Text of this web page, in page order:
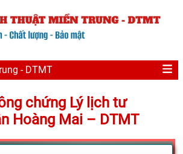
- DTMT
chứng Lý lịch tư
Hoàng Mai – DTMT